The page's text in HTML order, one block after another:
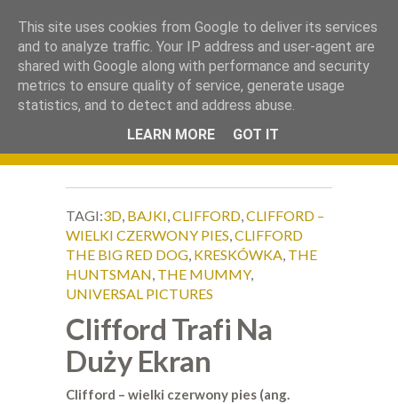
Okiem Obiektywu.
TAGI:3D, BAJKI,CLIFFORD,CLIFFORD –
WIELKI CZERWONY PIES,CLIFFORD
THE BIG RED DOG, KRESKÓWKA, THE
HUNTSMAN, THE MUMMY,
UNIVERSAL PICTURES
Clifford Trafi Na
Duży Ekran
Clifford – wielki czerwony pies (ang.
This site uses cookies from Google to deliver its services
and to analyze traffic. Your IP address and user-agent are
shared with Google along with performance and security
metrics to ensure quality of service, generate usage
statistics, and to detect and address abuse.
LEARN MORE
GOT IT